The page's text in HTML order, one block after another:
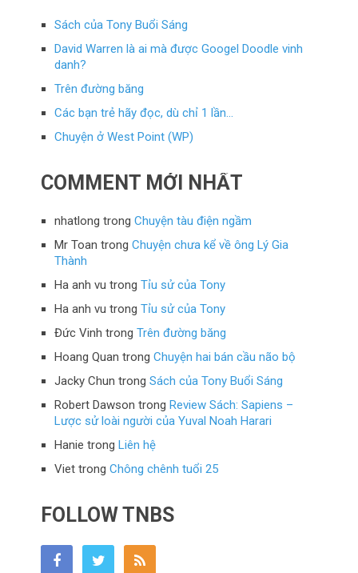
Sách của Tony Buổi Sáng
David Warren là ai mà được Googel Doodle vinh
danh?
Trên đường băng
Các bạn trẻ hãy đọc, dù chỉ 1 lần…
Chuyện ở West Point (WP)
COMMENT MỚI NHẤT
nhatlong trongChuyện tàu điện ngầm
Mr Toan trongChuyện chưa kể về ông Lý Gia
Thành
Ha anh vu trongTỉu sử của Tony
Ha anh vu trongTỉu sử của Tony
Đức Vinh trongTrên đường băng
Hoang Quan trongChuyện hai bán cầu não bộ
Jacky Chun trongSách của Tony Buổi Sáng
Robert Dawson trong Review Sách: Sapiens –
Lược sử loài người của Yuval Noah Harari
Hanie trong Liên hệ
Viet trongChông chênh tuổi 25
FOLLOW TNBS